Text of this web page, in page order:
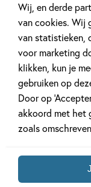
Wij, en derde
van cookies. Wij
van statistieken,
voor marketing
klikken, kun je
gebruiken op
Door op
akkoord met het
zoals
gedaan kunnen
zou andere
van spannende
lezen! Maar je
zijn, anders vind
Naud (8)
Een superleuk
was mijn eerste